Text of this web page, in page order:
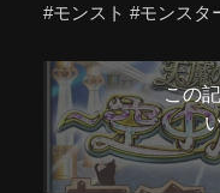
#モンスト #モンスタ
この